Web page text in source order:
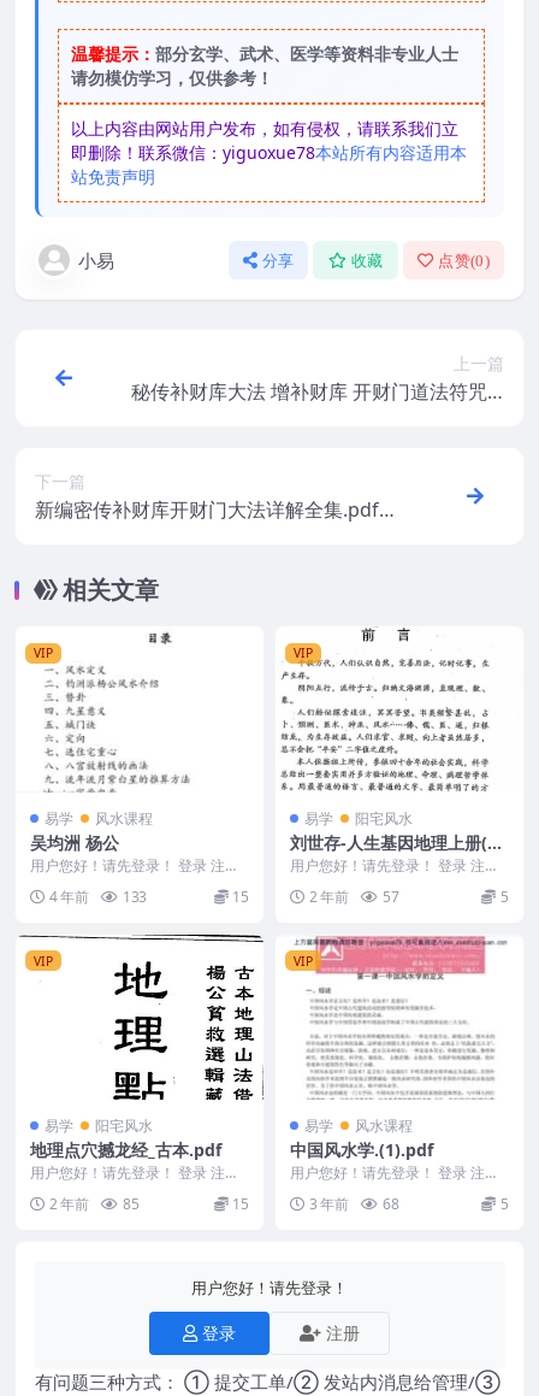
温馨提示： 部分玄学、武术、医学等资料非专业人士
请勿模仿学习，仅供参考！
以上内容由网站用户发布，如有侵权，请联系我们立
即删除！联系微信：yiguoxue78本站所有内容适用本
站免责声明
小易 分享 收藏 点赞(0)
上一篇
秘传补财库大法 增补财库 开财门道法符咒.p
下一篇
新编密传补财库开财门大法详解全集.pdf百
相关文章
VIP
易学 风水课程
吴均洲 杨公
用户您好！请先登录！ 登录 注册
吴均洲 杨公 编号：2970D792
4 年前 133 15
VIP
易学 阳宅风水
刘世存-人生基因地理上册(阳
宅专著).pdf
用户您好！请先登录！ 登录 注册
刘世存-人生基因地理上册(阳宅专
著).pdf ...
2 年前 57 5
VIP
易学 阳宅风水
地理点穴撼龙经_古本.pdf
用户您好！请先登录！ 登录 注册
地理点穴撼龙经_古本.pdf 240315
6-...2 年前 85 15
VIP
易学 风水课程
中国风水学.(1).pdf
用户您好！请先登录！ 登录 注册
编号：MY2212-200-313 中国风
水学...3 年前 68 5
用户您好！请先登录！
登录 注册
有问题三种方式： ① 提交工单/② 发站内消息给管理/③